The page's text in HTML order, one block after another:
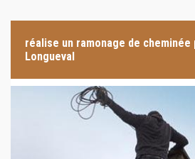
réalise un ramonage de cheminée
Longueval